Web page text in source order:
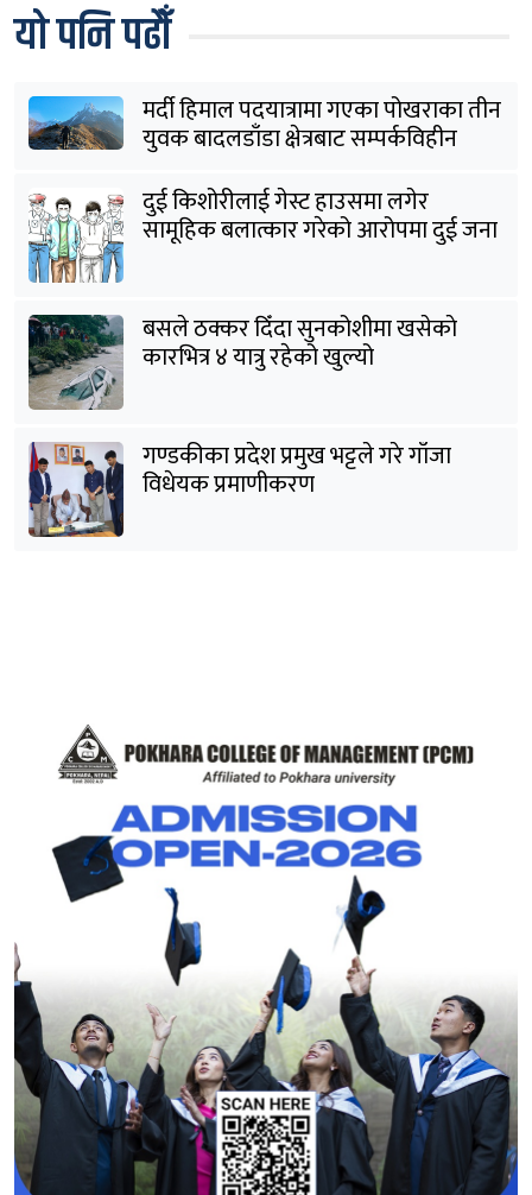
यो पनि पढौँ
मर्दी हिमाल पदयात्रामा गएका पोखराका तीन
युवक बादलडाँडा क्षेत्रबाट सम्पर्कविहीन
दुई किशोरीलाई गेस्ट हाउसमा लगेर
सामूहिक बलात्कार गरेको आरोपमा दुई जना
पक्राउ
बसले ठक्कर दिँदा सुनकोशीमा खसेकाे
कारभित्र ४ यात्रु रहेको खुल्यो
गण्डकीका प्रदेश प्रमुख भट्टले गरे गाँजा
विधेयक प्रमाणीकरण